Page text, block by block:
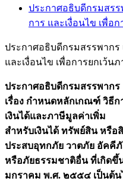
ประกาศอธิบดีกรมสร
การ และเงื่อนไข เพื่อก
ประกาศอธิบดีกรมสรรพาก
และเงื่อนไข เพื่อการยกเว้นภ
ประกาศอธิบดีกรมสรรพากร
เรื่อง กำหนดหลักเกณฑ์ วิธีก
เงินได้และภาษีมูลค่าเพิ่ม
สำหรับเงินได้ ทรัพย์สิน หรือ
ประสบอุทกภัย วาตภัย อัคคี
หรือภัยธรรมชาติอื่น ที่เกิดขึ้
มกราคม พ.ศ. ๒๕๕๔ เป็นต้น